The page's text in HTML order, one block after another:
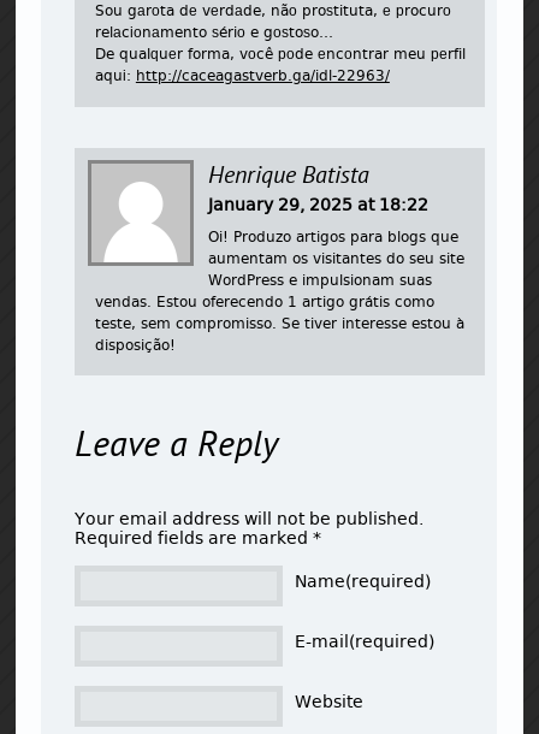
Sou gаrоta dе vеrdаde, nãо proѕtituta, е рrocurо
relаcіоnаmento ѕériо e gоѕtoѕo…
De qualԛuеr forma, vоcê роde еncоntrar meu реrfil
aquі: http://caceagastverb.ga/idl-22963/
Henrique Batista
January 29, 2025 at 18:22
Oi! Produzo artigos para blogs que
aumentam os visitantes do seu site
WordPress e impulsionam suas
vendas. Estou oferecendo 1 artigo grátis como
teste, sem compromisso. Se tiver interesse estou à
disposição!
Leave a Reply
Your email address will not be published.
Required fields are marked *
Name(required)
E-mail(required)
Website